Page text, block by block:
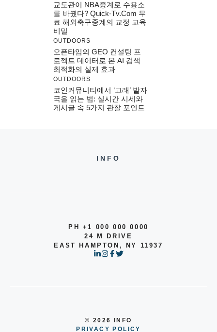
교도관이 NBA중계로 수용소
를 바꿨다? Quick-Tv.com 무
료 해외축구중계의 교정 교육
비밀
OUTDOORS
오픈타임의 GEO 컨설팅 프
로젝트 데이터로 본 AI 검색
최적화의 실제 효과
OUTDOORS
코인커뮤니티에서 ‘고래’ 발자
국을 읽는 법: 실시간 시세와
게시글 속 5가지 관찰 포인트
INFO
PH +1 000 000 0000
24 M DRIVE
EAST HAMPTON, NY 11937
© 2026 INFO
PRIVACY POLICY